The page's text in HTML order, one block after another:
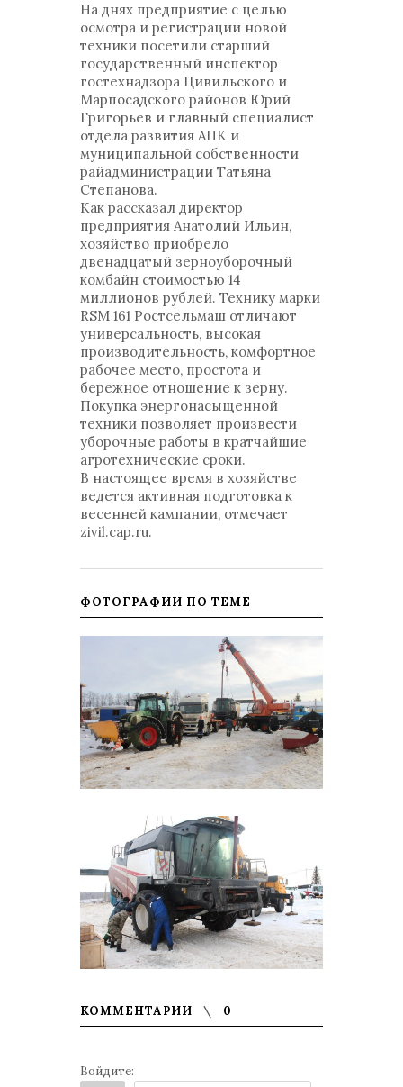
На днях предприятие с целью
осмотра и регистрации новой
техники посетили старший
государственный инспектор
гостехнадзора Цивильского и
Марпосадского районов Юрий
Григорьев и главный специалист
отдела развития АПК и
муниципальной собственности
райадминистрации Татьяна
Степанова.
Как рассказал директор
предприятия Анатолий Ильин,
хозяйство приобрело
двенадцатый зерноуборочный
комбайн стоимостью 14
миллионов рублей. Технику марки
RSM 161 Ростсельмаш отличают
универсальность, высокая
производительность, комфортное
рабочее место, простота и
бережное отношение к зерну.
Покупка энергонасыщенной
техники позволяет произвести
уборочные работы в кратчайшие
агротехнические сроки.
В настоящее время в хозяйстве
ведется активная подготовка к
весенней кампании, отмечает
zivil.cap.ru.
ФОТОГРАФИИ ПО ТЕМЕ
КОММЕНТАРИИ 0
Войдите: